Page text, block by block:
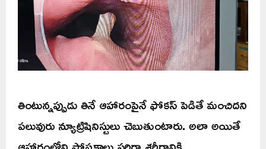
తింటున్నప్పుడు తినే ఆహారంపైనే ఫోకస్ పెడితే మంచిదని
పలువురు న్యూట్రిషినిస్టులు చెబుతుంటారు. అలా అయితే